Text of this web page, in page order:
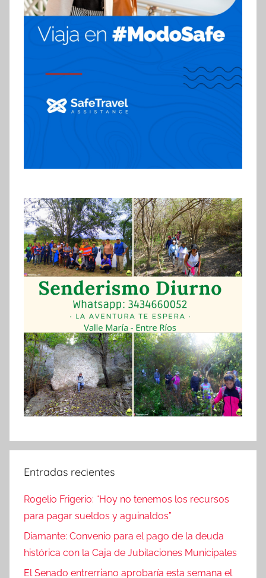
Entradas recientes
Rogelio Frigerio: “Hoy no tenemos los recursos
para pagar sueldos y aguinaldos”
Diamante: Convenio para el pago de la deuda
histórica con la Caja de Jubilaciones Municipales
El Senado entrerriano aprobaría esta semana el